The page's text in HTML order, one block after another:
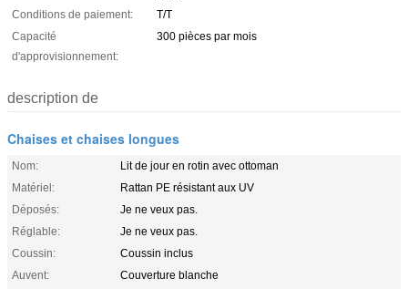
Conditions de paiement:
T/T
Capacité
d'approvisionnement:
300 pièces par mois
description de
Chaises et chaises longues
Nom:
Lit de jour en rotin avec ottoman
Matériel:
Rattan PE résistant aux UV
Déposés:
Je ne veux pas.
Réglable:
Je ne veux pas.
Coussin:
Coussin inclus
Auvent:
Couverture blanche